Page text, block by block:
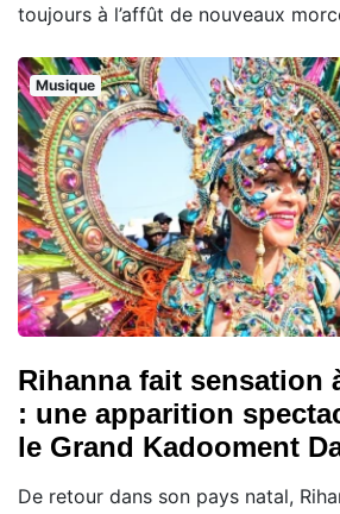
toujours à l’affût de nouveaux
Musique
Rihanna fait sensation
: une apparition
le Grand Kadooment
De retour dans son pays natal,